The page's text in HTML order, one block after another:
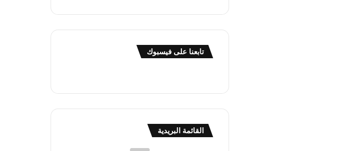
تابعنا على فيسبوك
القائمة البريدية